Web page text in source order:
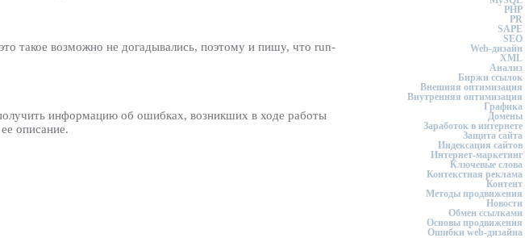
такое возможно не догадывались, поэтому и пишу, что run-
информацию об ошибках, возникших в ходе работы
описание.
PHP
PR
SAPE
SEO
Web-дизайн
XML
Анализ
Биржи ссылок
Внешняя оптимизация
Внутренняя оптимизация
Графика
Домены
Заработок в интернете
Защита сайта
Индексация сайтов
Интернет-маркетинг
Ключевые слова
Контекстная реклама
Контент
Методы продвижения
Новости
Обмен ссылками
Основы продвижения
Ошибки web-дизайна